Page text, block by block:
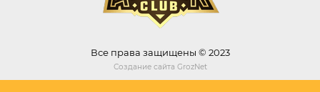
Все права защищены © 2023
Создание сайта GrozNet